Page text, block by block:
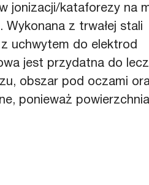
jonizacji/kataforezy na
z trwałej stali
uchwytem do elektrod
jest przydatna do
obszar pod oczami
ponieważ powierzchnia